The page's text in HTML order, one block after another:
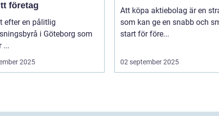
företag
efter en pålitlig
i Göteborg som
...
2025
Att köpa aktiebolag är en
som kan ge en snabb och
start för före...
02 september 2025